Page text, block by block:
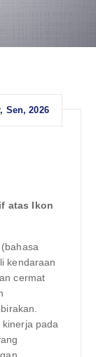
Sen, 2026
atas Ikon
kendaraan
cermat
pada